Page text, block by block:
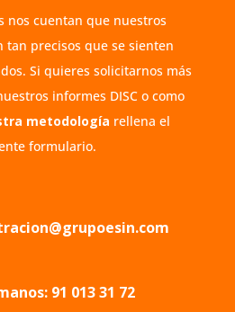
nos cuentan que nuestros
tan precisos que se sienten
Si quieres solicitarnos más
informes DISC o como
metodología rellena el
formulario.
91 013 31 72